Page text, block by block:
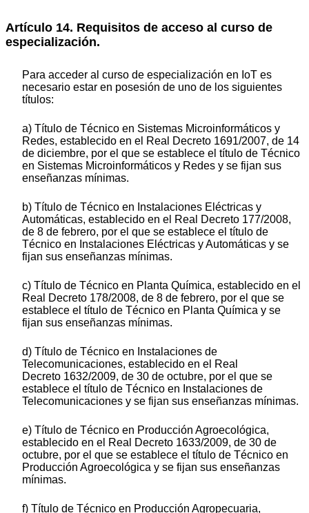
Artículo 14. Requisitos de acceso al curso de
especialización.
Para acceder al curso de especialización en IoT es
necesario estar en posesión de uno de los siguientes
títulos:
a) Título de Técnico en Sistemas Microinformáticos y
Redes, establecido en el Real Decreto 1691/2007, de 14
de diciembre, por el que se establece el título de Técnico
en Sistemas Microinformáticos y Redes y se fijan sus
enseñanzas mínimas.
b) Título de Técnico en Instalaciones Eléctricas y
Automáticas, establecido en el Real Decreto 177/2008,
de 8 de febrero, por el que se establece el título de
Técnico en Instalaciones Eléctricas y Automáticas y se
fijan sus enseñanzas mínimas.
c) Título de Técnico en Planta Química, establecido en el
Real Decreto 178/2008, de 8 de febrero, por el que se
establece el título de Técnico en Planta Química y se
fijan sus enseñanzas mínimas.
d) Título de Técnico en Instalaciones de
Telecomunicaciones, establecido en el Real
Decreto 1632/2009, de 30 de octubre, por el que se
establece el título de Técnico en Instalaciones de
Telecomunicaciones y se fijan sus enseñanzas mínimas.
e) Título de Técnico en Producción Agroecológica,
establecido en el Real Decreto 1633/2009, de 30 de
octubre, por el que se establece el título de Técnico en
Producción Agroecológica y se fijan sus enseñanzas
mínimas.
f) Título de Técnico en Producción Agropecuaria,